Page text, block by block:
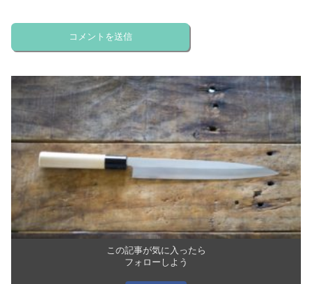
この記事が気に入ったら
フォローしよう